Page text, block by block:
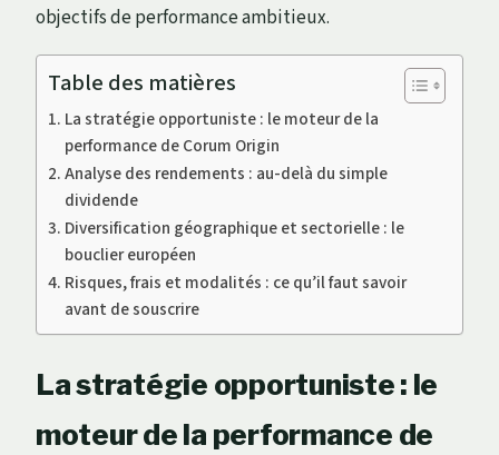
objectifs de performance ambitieux.
Table des matières
La stratégie opportuniste : le moteur de la
performance de Corum Origin
Analyse des rendements : au-delà du simple
dividende
Diversification géographique et sectorielle : le
bouclier européen
Risques, frais et modalités : ce qu’il faut savoir
avant de souscrire
La stratégie opportuniste : le
moteur de la performance de